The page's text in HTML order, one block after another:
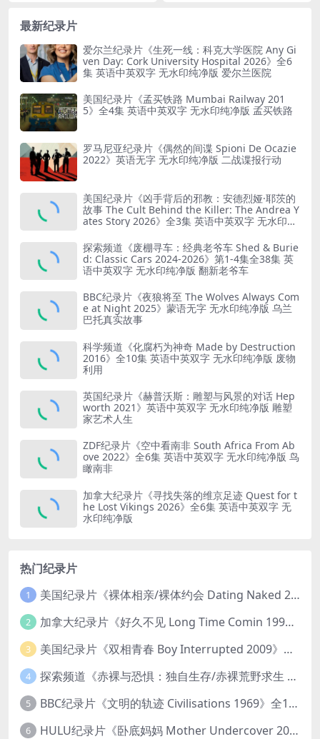
最新纪录片
爱尔兰纪录片《生死一线：科克大学医院 Any Gi
ven Day: Cork University Hospital 2026》全6
集 英语中英双字 无水印纯净版 爱尔兰医院
美国纪录片《孟买铁路 Mumbai Railway 201
5》全4集 英语中英双字 无水印纯净版 孟买铁路
罗马尼亚纪录片《偶然的间谍 Spioni De Ocazie
2022》英语无字 无水印纯净版 二战谍报行动
美国纪录片《凶手背后的邪教：安德烈娅·耶茨的
故事 The Cult Behind the Killer: The Andrea Y
ates Story 2026》全3集 英语中英双字 无水印纯
探索频道《废棚寻车：经典老爷车 Shed & Burie
d: Classic Cars 2024-2026》第1-4集全38集 英
语中英双字 无水印纯净版 翻新老爷车
BBC纪录片《夜狼将至 The Wolves Always Com
e at Night 2025》蒙语无字 无水印纯净版 乌兰
巴托真实故事
科学频道《化腐朽为神奇 Made by Destruction
2016》全10集 英语中英双字 无水印纯净版 废物
利用
英国纪录片《赫普沃斯：雕塑与风景的对话 Hep
worth 2021》英语中英双字 无水印纯净版 雕塑
家艺术人生
ZDF纪录片《空中看南非 South Africa From Ab
ove 2022》全6集 英语中英双字 无水印纯净版 鸟
瞰南非
加拿大纪录片《寻找失落的维京足迹 Quest for t
he Lost Vikings 2026》全6集 英语中英双字 无
水印纯净版
热门纪录片
1 美国纪录片《裸体相亲/裸体约会 Dating Naked 2014-2016》第1-3季全33集 英语中英双字 无水印纯净版 1080P/MKV/85.6G 裸体相亲真人秀
2 加拿大纪录片《好久不见 Long Time Comin 1993》英语中英双字 官方纯净版 1080P/MKV/1G 女同性艺术家
3 美国纪录片《双相青春 Boy Interrupted 2009》英语中英双字 官方纯净版 1080P/MKV/1.43G 青少年躁郁症
4 探索频道《赤裸与恐惧：独自生存/赤裸荒野求生 Naked and Afraid: Solo 2023》第一季全8集 英语中英双字 官方纯净版 高码1080P/MKV/45.4G
5 BBC纪录片《文明的轨迹 Civilisations 1969》全13集 英语中英双字 高清收藏版 1080P/MKV/64.1G 西方艺术史话
6 HULU纪录片《卧底妈妈 Mother Undercover 2023》全4集 英语中英双字 官方纯净版 1080P/MKV/7.6G 拯救孩子